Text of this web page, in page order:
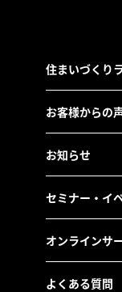
住まいづくり
お客様からの
お知らせ
セミナー・イ
オンラインサ
よくある質問